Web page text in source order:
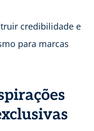
credibilidade e
para marcas